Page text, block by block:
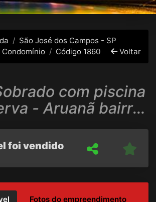
São José dos Campos - SP
Condomínio
Código 1860 Voltar
com piscina
- Aruanã bairro
da Floresta
foi vendido
Fotos do empreendimento